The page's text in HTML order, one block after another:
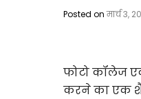
Posted onमार्च 3,
फोटो कॉलेज
करने का एक